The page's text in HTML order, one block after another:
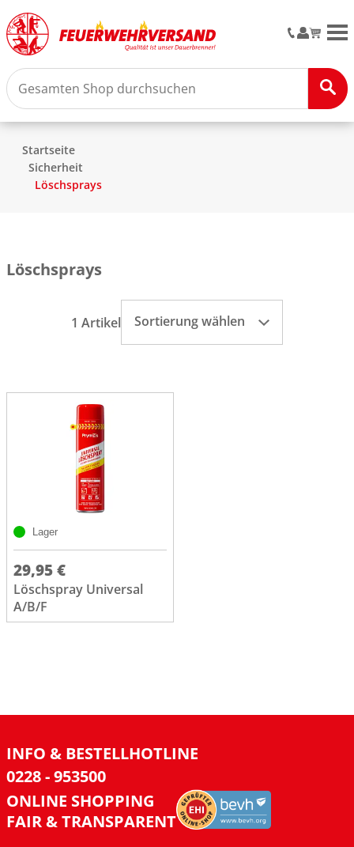
Startseite
Sicherheit
Löschsprays
Löschsprays
1 Artikel Sortierung wählen
Lager
29,95 €
Löschspray Universal
A/B/F
INFO & BESTELLHOTLINE
0228 - 953500
ONLINE SHOPPING
FAIR & TRANSPARENT